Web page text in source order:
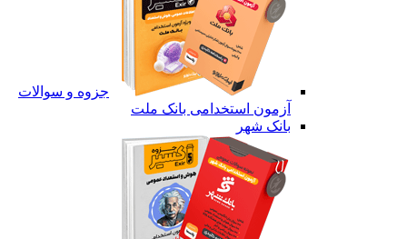
جزوه و سوالات
آزمون استخدامی بانک ملت
بانک شهر